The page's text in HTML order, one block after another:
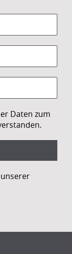
Daten zum